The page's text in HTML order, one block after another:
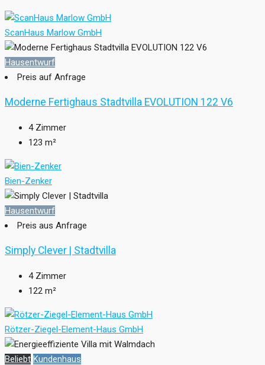
ScanHaus Marlow GmbH
Hausentwurf
Preis auf Anfrage
Moderne Fertighaus Stadtvilla EVOLUTION 122 V6
4 Zimmer
123 m²
Bien-Zenker
Hausentwurf
Preis aus Anfrage
Simply Clever | Stadtvilla
4 Zimmer
122 m²
Rötzer-Ziegel-Element-Haus GmbH
Beliebt Kundenhaus